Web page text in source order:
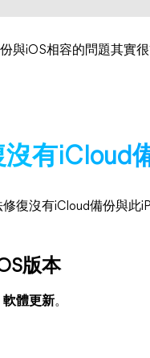
與iOS相容的問題其實
有iCloud
復沒有iCloud備份與此
版本
軟體更新。